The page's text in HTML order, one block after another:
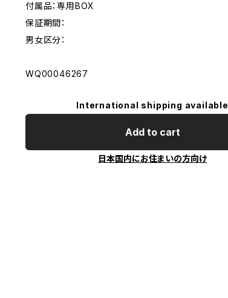
付属品：専用BOX
保証期間：
男女区分：
WQ00046267
International shipping available
Add to cart
日本国内にお住まいの方向け